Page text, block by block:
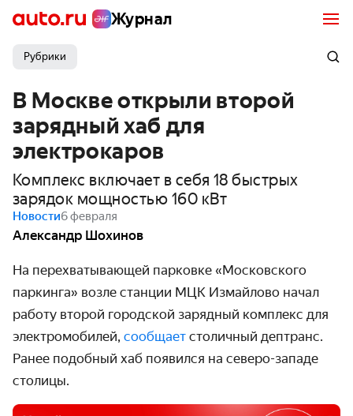
Журнал
Рубрики
В Москве открыли второй
зарядный хаб для
электрокаров
Комплекс включает в себя 18 быстрых
зарядок мощностью 160 кВт
Новости6 февраля
Александр Шохинов
На перехватывающей парковке «Московского
паркинга» возле станции МЦК Измайлово начал
работу второй городской зарядный комплекс для
электромобилей, сообщает столичный дептранс.
Ранее подобный хаб появился на северо-западе
столицы.